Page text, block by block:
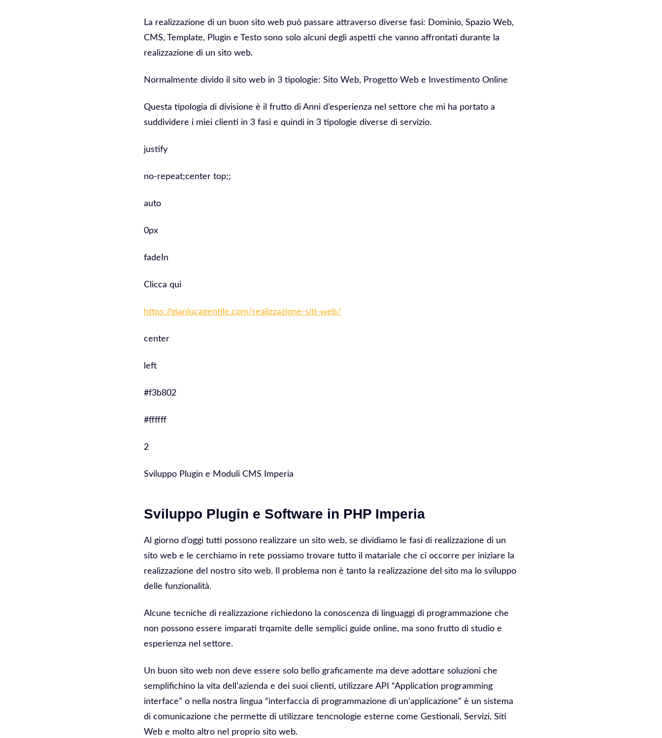
La realizzazione di un buon sito web può passare attraverso diverse fasi: Dominio, Spazio Web,
CMS, Template, Plugin e Testo sono solo alcuni degli aspetti che vanno affrontati durante la
realizzazione di un sito web.
Normalmente divido il sito web in 3 tipologie: Sito Web, Progetto Web e Investimento Online
Questa tipologia di divisione è il frutto di Anni d’esperienza nel settore che mi ha portato a
suddividere i miei clienti in 3 fasi e quindi in 3 tipologie diverse di servizio.
justify
no-repeat;center top;;
auto
0px
fadeIn
Clicca qui
https://gianlucagentile.com/realizzazione-siti-web/
center
left
#f3b802
#ffffff
2
Sviluppo Plugin e Moduli CMS Imperia
Sviluppo Plugin e Software in PHP Imperia
Al giorno d’oggi tutti possono realizzare un sito web, se dividiamo le fasi di realizzazione di un
sito web e le cerchiamo in rete possiamo trovare tutto il matariale che ci occorre per iniziare la
realizzazione del nostro sito web. Il problema non è tanto la realizzazione del sito ma lo sviluppo
delle funzionalità.
Alcune tecniche di realizzazione richiedono la conoscenza di linguaggi di programmazione che
non possono essere imparati trqamite delle semplici guide online, ma sono frutto di studio e
esperienza nel settore.
Un buon sito web non deve essere solo bello graficamente ma deve adottare soluzioni che
semplifichino la vita dell’azienda e dei suoi clienti, utilizzare API “Application programming
interface” o nella nostra lingua “interfaccia di programmazione di un’applicazione” è un sistema
di comunicazione che permette di utilizzare tencnologie esterne come Gestionali, Servizi, Siti
Web e molto altro nel proprio sito web.